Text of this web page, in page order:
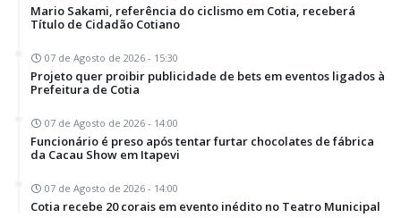
Mario Sakami, referência do ciclismo em Cotia, receberá
Título de Cidadão Cotiano
07 de Agosto de 2026 - 15:30
Projeto quer proibir publicidade de bets em eventos ligados à
Prefeitura de Cotia
07 de Agosto de 2026 - 14:00
Funcionário é preso após tentar furtar chocolates de fábrica
da Cacau Show em Itapevi
07 de Agosto de 2026 - 14:00
Cotia recebe 20 corais em evento inédito no Teatro Municipal